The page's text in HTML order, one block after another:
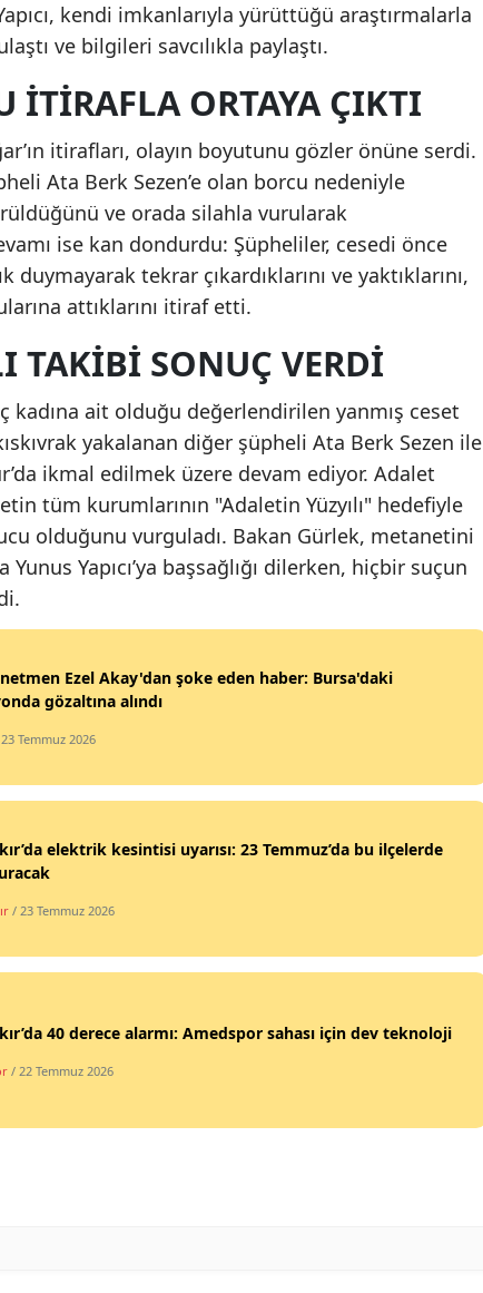
kendi imkanlarıyla yürüttüğü araştırmalarla
ve bilgileri savcılıkla paylaştı.
ITIRAFLA ORTAYA ÇIKTI
itirafları, olayın boyutunu gözler önüne serdi.
Ata Berk Sezen’e olan borcu nedeniyle
ve orada silahla vurularak
ise kan dondurdu: Şüpheliler, cesedi önce
tekrar çıkardıklarını ve yaktıklarını,
attıklarını itiraf etti.
TAKIBI SONUÇ VERDI
kadına ait olduğu değerlendirilen yanmış ceset
yakalanan diğer şüpheli Ata Berk Sezen ile
ikmal edilmek üzere devam ediyor. Adalet
tüm kurumlarının "Adaletin Yüzyılı" hedefiyle
olduğunu vurguladı. Bakan Gürlek, metanetini
Yapıcı’ya başsağlığı dilerken, hiçbir suçun
Ezel Akay'dan şoke eden haber: Bursa'daki
gözaltına alındı
Temmuz 2026
elektrik kesintisi uyarısı: 23 Temmuz’da bu ilçelerde
/ 23 Temmuz 2026
40 derece alarmı: Amedspor sahası için dev teknoloji
/ 22 Temmuz 2026